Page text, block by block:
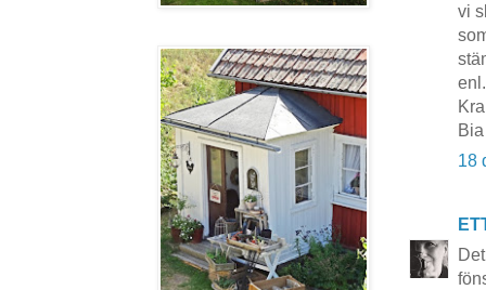
vi
Bia
18